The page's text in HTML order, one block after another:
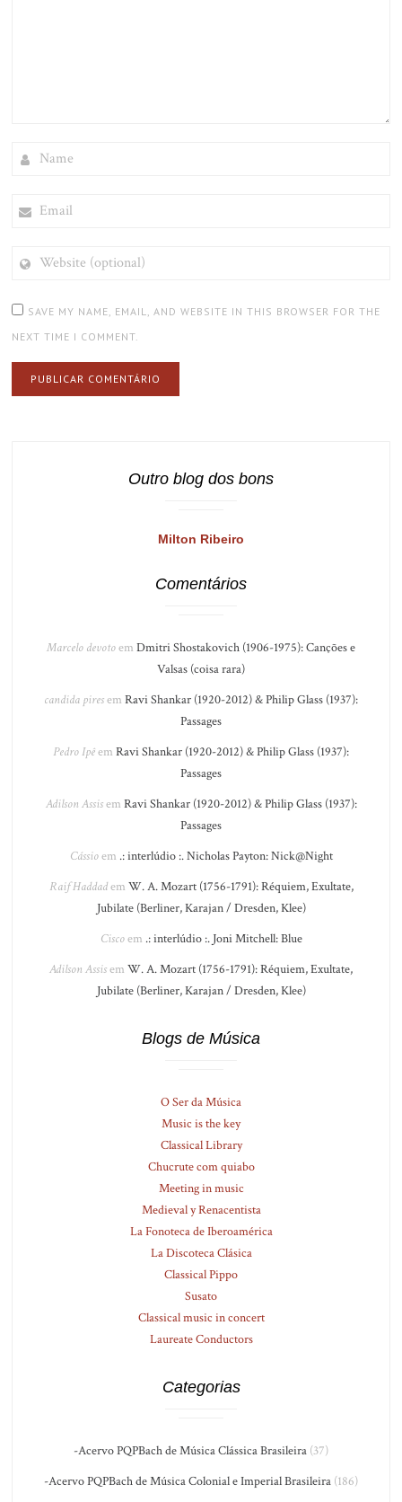
(OPTIONAL)
SAVE MY NAME, EMAIL, AND WEBSITE IN THIS BROWSER FOR THE
NEXT TIME I COMMENT.
Outro blog dos bons
Milton Ribeiro
Comentários
Marcelo devotoem Dmitri Shostakovich (1906-1975): Canções e
Valsas (coisa rara)
candida piresem Ravi Shankar (1920-2012) & Philip Glass (1937):
Passages
Pedro Ipêem Ravi Shankar (1920-2012) & Philip Glass (1937):
Passages
Adilson Assisem Ravi Shankar (1920-2012) & Philip Glass (1937):
Passages
Cássioem .: interlúdio :. Nicholas Payton: Nick@Night
Raif Haddadem W. A. Mozart (1756-1791): Réquiem, Exultate,
Jubilate (Berliner, Karajan / Dresden, Klee)
Ciscoem .: interlúdio :. Joni Mitchell: Blue
Adilson Assisem W. A. Mozart (1756-1791): Réquiem, Exultate,
Jubilate (Berliner, Karajan / Dresden, Klee)
Blogs de Música
O Ser da Música
Music is the key
Classical Library
Chucrute com quiabo
Meeting in music
Medieval y Renacentista
La Fonoteca de Iberoamérica
La Discoteca Clásica
Classical Pippo
Susato
Classical music in concert
Laureate Conductors
Categorias
-Acervo PQPBach de Música Clássica Brasileira (37)
-Acervo PQPBach de Música Colonial e Imperial Brasileira (186)